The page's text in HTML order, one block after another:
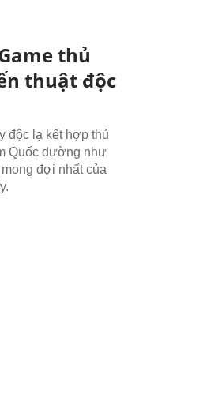
thủ
thuật độc
độc lạ kết hợp thủ
Quốc dường như
đợi nhất của